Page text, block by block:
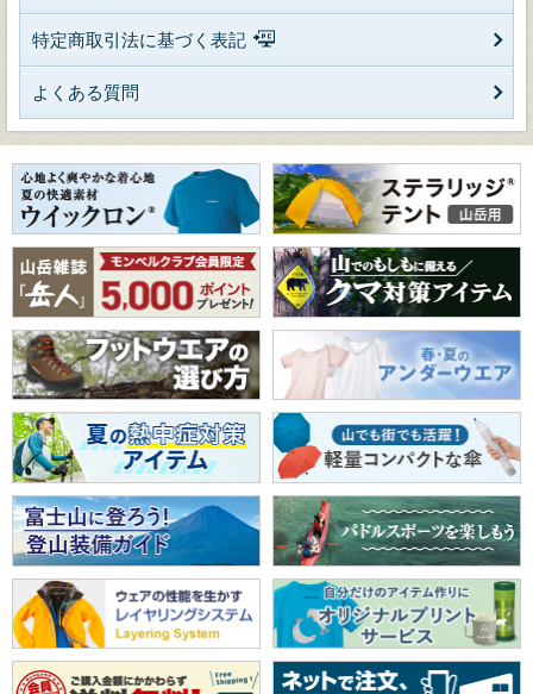
特定商取引法に基づく表記
よくある質問